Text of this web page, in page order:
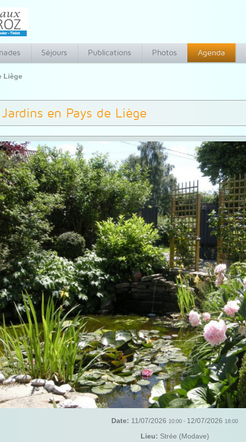
Séjours Publications Photos Agenda
Liège
Jardins en Pays de Liège
Date: 11/07/2026 10:00 - 12/07/2026 18:00
Lieu: Strée (Modave)